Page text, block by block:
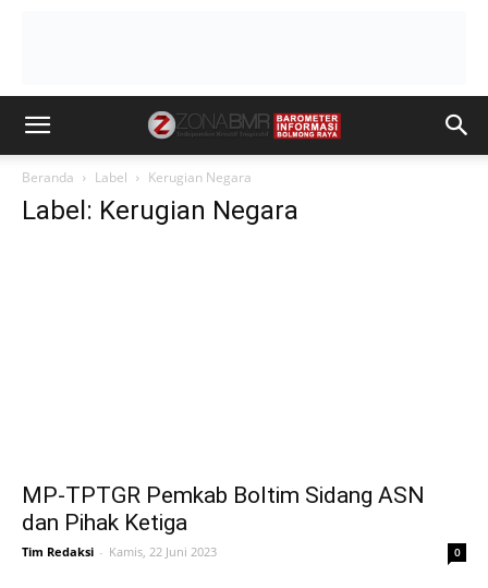
Beranda Label Kerugian Negara
Label: Kerugian Negara
MP-TPTGR Pemkab Boltim Sidang ASN
dan Pihak Ketiga
Tim Redaksi - Kamis, 22 Juni 2023 0